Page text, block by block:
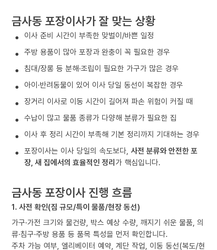
금사동 포장이사가 잘 맞는 상황
이사 준비 시간이 부족한 맞벌이/바쁜 일정
주방 용품이 많아 포장과 완충이 꼭 필요한 경우
침대/장롱 등 분해·조립이 필요한 가구가 많은 경우
아이·반려동물이 있어 이사 당일 동선이 복잡한 경우
장거리 이사로 이동 시간이 길어져 파손 위험이 커질 때
수납이 많고 물품 종류가 다양해 분류가 필요한 집
이사 후 정리 시간이 부족해 기본 정리까지 기대하는 경우
포장이사는 이사 당일의 속도보다, 사전 분류와 안전한 포
장, 새 집에서의 효율적인 정리가 핵심입니다.
금사동 포장이사 진행 흐름
1. 사전 확인(짐 규모/특이 물품/현장 동선)
가구·가전 크기와 물건량, 박스 예상 수량, 깨지기 쉬운 물품, 의
류·침구·주방 용품 등 품목 특성을 먼저 확인합니다.
주차 가능 여부, 엘리베이터 예약, 계단 작업, 이동 동선(복도/현